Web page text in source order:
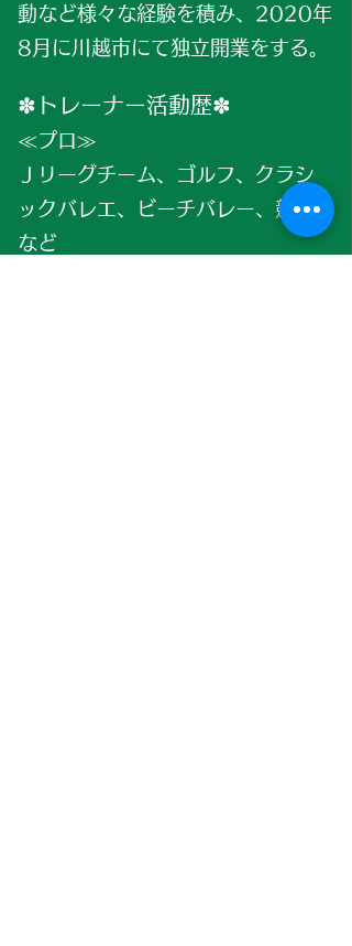
動など様々な経験を積み、2020年
8月に川越市にて独立開業をする。
✽トレーナー活動歴✽
≪プロ≫
Ｊリーグチーム、ゴルフ、クラシ
ックバレエ、ビーチバレー、競輪
など